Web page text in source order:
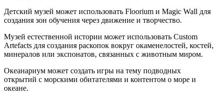
Детский музей может использовать Floorium и Magic Wall для
создания зон обучения через движение и творчество.
Музей естественной истории может использовать Custom
Artefacts для создания раскопок вокруг окаменелостей, костей,
минералов или экспонатов, связанных с животным миром.
Океанариум может создать игры на тему подводных
открытий с морскими обитателями и контентом о море и
океане.